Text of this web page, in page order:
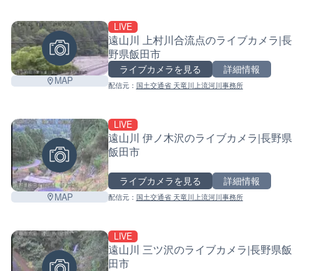
MAP
LIVE
遠山川 上村川合流点のライブカメラ|長
野県飯田市
ライブカメラを見る 詳細情報
配信元： 国土交通省 天竜川上流河川事務所
MAP
LIVE
遠山川 伊ノ木沢のライブカメラ|長野県
飯田市
ライブカメラを見る 詳細情報
配信元： 国土交通省 天竜川上流河川事務所
LIVE
遠山川 三ツ沢のライブカメラ|長野県飯
田市